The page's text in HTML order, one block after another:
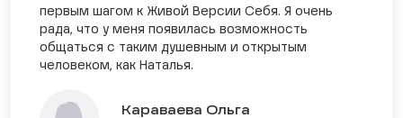
первым шагом к Живой Версии Себя. Я очень
рада, что у меня появилась возможность
общаться с таким душевным и открытым
человеком, как Наталья.
Караваева Ольга